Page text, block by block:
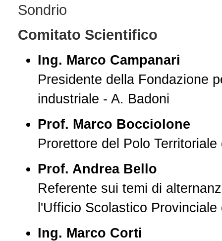
Sondrio
Comitato Scientifico
Ing. Marco Campanari
Presidente della Fondazione
industriale - A. Badoni
Prof. Marco Bocciolone
Prorettore del Polo
Prof. Andrea Bello
Referente sui temi di
l'Ufficio Scolastico Provinciale
Ing. Marco Corti